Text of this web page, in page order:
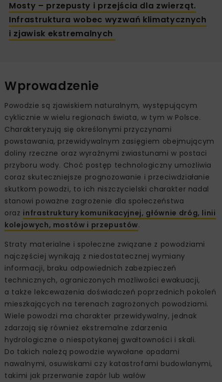
Mosty – przepusty i przejścia dla zwierząt.
Infrastruktura wobec wyzwań klimatycznych
i zjawisk ekstremalnych
Wprowadzenie
Powodzie są zjawiskiem naturalnym, występującym
cyklicznie w wielu regionach świata, w tym w Polsce.
Charakteryzują się określonymi przyczynami
powstawania, przewidywalnym zasięgiem obejmującym
doliny rzeczne oraz wyraźnymi zwiastunami w postaci
przyboru wody. Choć postęp technologiczny umożliwia
coraz skuteczniejsze prognozowanie i przeciwdziałanie
skutkom powodzi, to ich niszczycielski charakter nadal
stanowi poważne zagrożenie dla społeczeństwa
oraz infrastruktury komunikacyjnej, głównie dróg, linii
kolejowych, mostów i przepustów.
Straty materialne i społeczne związane z powodziami
najczęściej wynikają z niedostatecznej wymiany
informacji, braku odpowiednich zabezpieczeń
technicznych, ograniczonych możliwości ewakuacji,
a także lekceważenia doświadczeń poprzednich pokoleń
mieszkających na terenach zagrożonych powodziami.
Wiele powodzi ma charakter przewidywalny, jednak
zdarzają się również ekstremalne zdarzenia
hydrologiczne o niespotykanej gwałtowności i skali.
Do takich należą powodzie wywołane opadami
nawalnymi, osuwiskami czy katastrofami budowlanymi,
takimi jak przerwanie zapór lub wałów